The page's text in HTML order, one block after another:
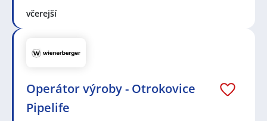
včerejší
Operátor výroby - Otrokovice
Pipelife